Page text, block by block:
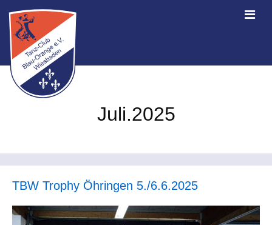
Juli.2025
TBW Trophy Öhringen 5./6.6.2025